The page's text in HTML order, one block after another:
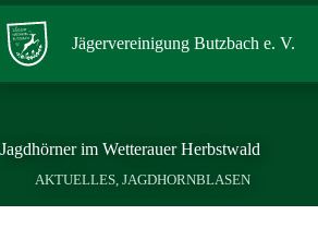
Zum
Inhalt
springen
Jägervereinigung Butzbach e. V.
Jagdhörner im Wetterauer Herbstwald
AKTUELLES, JAGDHORNBLASEN